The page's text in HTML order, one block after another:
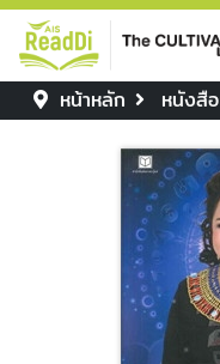
หน้าหลัก หนังสือ